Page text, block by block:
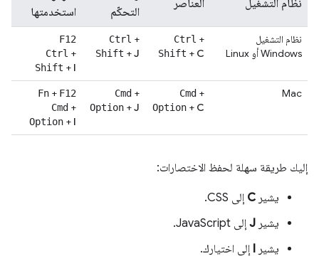
نظام التشغيل العناصر
التحكّم
استخدمتها
نظام التشغيل
Windows أو Linux
Ctrl +
Shift + C
Ctrl +
Shift +J
F12
Ctrl +
Shift + I
Mac
Cmd +
Option + C
Cmd +
Option +J
Fn + F12
Cmd +
Option + I
إليك طريقة سهلة لحفظ الاختصارات:
يشير C إلى CSS.
يشير J إلى JavaScript.
يشير I إلى اختيارك.